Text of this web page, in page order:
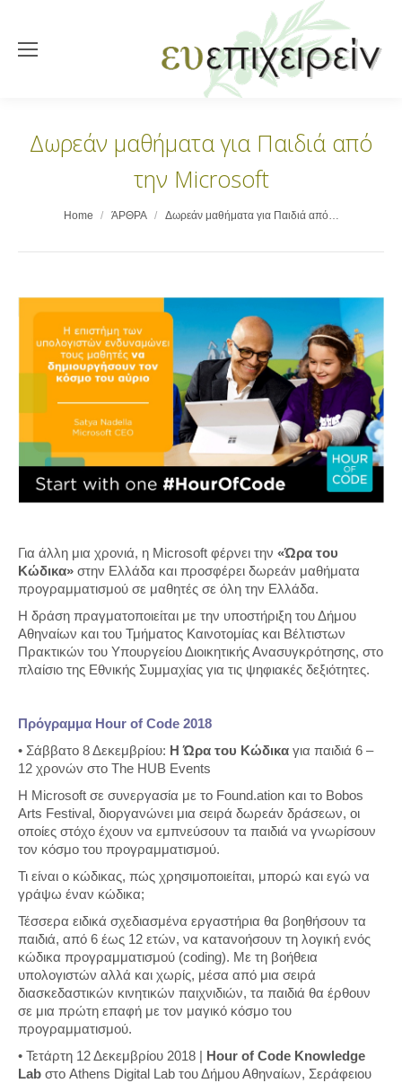
Δωρεάν μαθήματα για Παιδιά από
την Microsoft
You are here:
Home ΆΡΘΡΑ Δωρεάν μαθήματα για Παιδιά από…
Για άλλη μια χρονιά, η Microsoft φέρνει την «Ώρα του
Κώδικα» στην Ελλάδα και προσφέρει δωρεάν μαθήματα
προγραμματισμού σε μαθητές σε όλη την Ελλάδα.
Η δράση πραγματοποιείται με την υποστήριξη του Δήμου
Αθηναίων και του Τμήματος Καινοτομίας και Βέλτιστων
Πρακτικών του Υπουργείου Διοικητικής Ανασυγκρότησης, στο
πλαίσιο της Εθνικής Συμμαχίας για τις ψηφιακές δεξιότητες.
Πρόγραμμα Hour of Code 2018
• Σάββατο 8 Δεκεμβρίου: H Ώρα του Κώδικα για παιδιά 6 –
12 χρονών στο The HUB Events
H Microsoft σε συνεργασία με το Found.ation και το Bobos
Arts Festival, διοργανώνει μια σειρά δωρεάν δράσεων, οι
οποίες στόχο έχουν να εμπνεύσουν τα παιδιά να γνωρίσουν
τον κόσμο του προγραμματισμού.
Τι είναι ο κώδικας, πώς χρησιμοποιείται, μπορώ και εγώ να
γράψω έναν κώδικα;
Τέσσερα ειδικά σχεδιασμένα εργαστήρια θα βοηθήσουν τα
παιδιά, από 6 έως 12 ετών, να κατανοήσουν τη λογική ενός
κώδικα προγραμματισμού (coding). Με τη βοήθεια
υπολογιστών αλλά και χωρίς, μέσα από μια σειρά
διασκεδαστικών κινητικών παιχνιδιών, τα παιδιά θα έρθουν
σε μια πρώτη επαφή με τον μαγικό κόσμο του
προγραμματισμού.
• Τετάρτη 12 Δεκεμβρίου 2018 |
Hour of Code Knowledge
Lab στο Athens Digital Lab του Δήμου Αθηναίων, Σεράφειου